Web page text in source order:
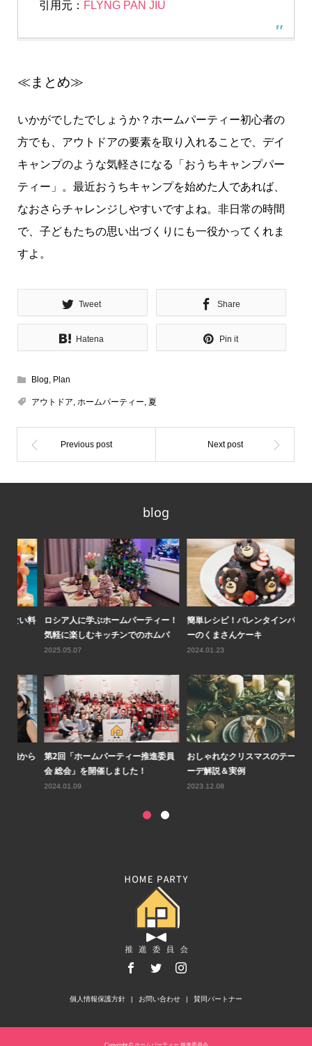
引用元： FLYNG PAN JIU
≪まとめ≫
いかがでしたでしょうか？ホームパーティー初心者の
方でも、アウトドアの要素を取り入れることで、デイ
キャンプのような気軽さになる「おうちキャンプパー
ティー」。最近おうちキャンプを始めた人であれば、
なおさらチャレンジしやすいですよね。非日常の時間
で、子どもたちの思い出づくりにも一役かってくれま
すよ。
Tweet Share
Hatena Pin it
Blog, Plan
アウトドア, ホームパーティー, 夏
blog
ロシア人に学ぶホームパーティー！
気軽に楽しむキッチンでのホムパ
2025.05.07
簡単レシピ！バレンタインパーティ
ーのくまさんケーキ
2024.01.23
第2回「ホームパーティー推進委員
会 総会」を開催しました！
2024.01.09
おしゃれなクリスマスのテーブルコ
ーデ解説＆実例
2023.12.08
個人情報保護方針 お問い合わせ 賛同パートナー